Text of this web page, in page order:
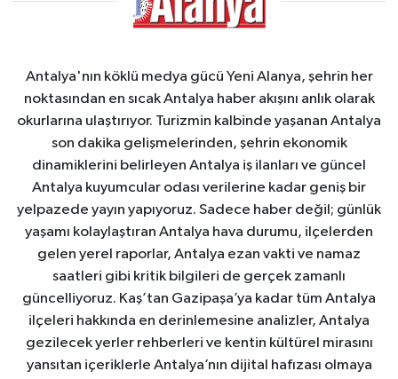
Antalya'nın köklü medya gücü Yeni Alanya, şehrin her
noktasından en sıcak Antalya haber akışını anlık olarak
okurlarına ulaştırıyor. Turizmin kalbinde yaşanan Antalya
son dakika gelişmelerinden, şehrin ekonomik
dinamiklerini belirleyen Antalya iş ilanları ve güncel
Antalya kuyumcular odası verilerine kadar geniş bir
yelpazede yayın yapıyoruz. Sadece haber değil; günlük
yaşamı kolaylaştıran Antalya hava durumu, ilçelerden
gelen yerel raporlar, Antalya ezan vakti ve namaz
saatleri gibi kritik bilgileri de gerçek zamanlı
güncelliyoruz. Kaş’tan Gazipaşa’ya kadar tüm Antalya
ilçeleri hakkında en derinlemesine analizler, Antalya
gezilecek yerler rehberleri ve kentin kültürel mirasını
yansıtan içeriklerle Antalya’nın dijital hafızası olmaya